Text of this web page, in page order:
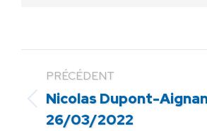
PRÉCÉDENT
Article
précédent
Nicolas Dupont-Aignan
26/03/2022